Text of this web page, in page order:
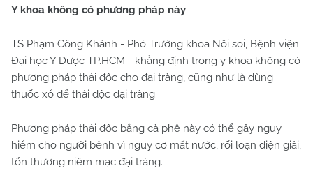
Y khoa không có phương pháp này
TS Phạm Công Khánh - Phó Trưởng khoa Nội soi, Bệnh viện
Đại học Y Dược TP.HCM - khẳng định trong y khoa không có
phương pháp thải độc cho đại tràng, cũng như là dùng
thuốc xổ để thải độc đại tràng.
Phương pháp thải độc bằng cà phê này có thể gây nguy
hiểm cho người bệnh vì nguy cơ mất nước, rối loạn điện giải,
tổn thương niêm mạc đại tràng.